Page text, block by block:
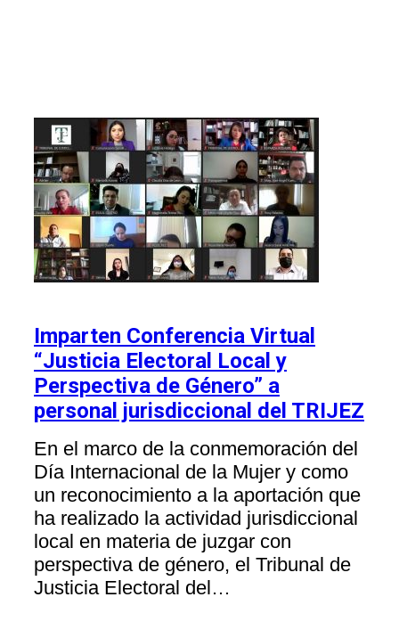
Imparten Conferencia Virtual
“Justicia Electoral Local y
Perspectiva de Género” a
personal jurisdiccional del TRIJEZ
En el marco de la conmemoración del
Día Internacional de la Mujer y como
un reconocimiento a la aportación que
ha realizado la actividad jurisdiccional
local en materia de juzgar con
perspectiva de género, el Tribunal de
Justicia Electoral del…